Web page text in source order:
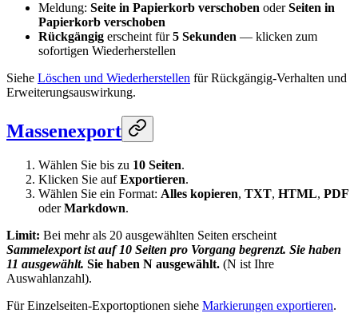
Meldung: Seite in Papierkorb verschoben oderSeiten in
Papierkorb verschoben
Rückgängig erscheint für5 Sekunden — klicken zum
sofortigen Wiederherstellen
Siehe Löschen und Wiederherstellen für Rückgängig-Verhalten und
Erweiterungsauswirkung.
Massenexport
Wählen Sie bis zu 10 Seiten.
Klicken Sie aufExportieren.
Wählen Sie ein Format: Alles kopieren, TXT, HTML, PDF
oderMarkdown.
Limit: Bei mehr als 20 ausgewählten Seiten erscheint
Sammelexport ist auf 10 Seiten pro Vorgang begrenzt. Sie haben
11 ausgewählt. Sie haben N ausgewählt. (N ist Ihre
Auswahlanzahl).
Für Einzelseiten-Exportoptionen siehe Markierungen exportieren.